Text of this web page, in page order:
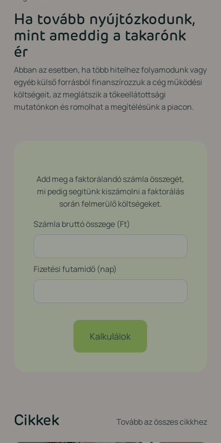
Ha tovább nyújtózkodunk,
mint ameddig a takarónk
ér
Abban az esetben, ha több hitelhez folyamodunk vagy
egyéb külső forrásból finanszírozzuk a cég működési
költségeit, az meglátszik a tőkeellátottsági
mutatónkonésromolhat a megítélésünk a piacon.
Add meg a faktorálandó számla összegét,
mi pedig segitünk kiszámolni a faktorálás
során felmerülő költségeket.
Számla bruttó összege (Ft)
Fizetési futamidő (nap)
Kalkulálok
Cikkek Tovább az összes cikkhez